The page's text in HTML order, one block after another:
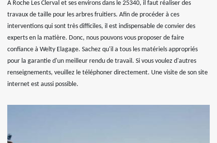
À Roche Les Clerval et ses environs dans le 25340, il faut réaliser des
travaux de taille pour les arbres fruitiers. Afin de procéder à ces
interventions qui sont très difficiles, il est indispensable de convier des
experts en la matière. Donc, nous pouvons vous proposer de faire
confiance à Welty Elagage. Sachez qu'il a tous les matériels appropriés
pour la garantie d'un meilleur rendu de travail. Si vous voulez d'autres
renseignements, veuillez le téléphoner directement. Une visite de son site
internet est aussi possible.